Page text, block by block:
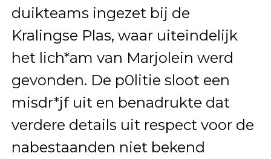
duikteams ingezet bij de
Kralingse Plas, waar uiteindelijk
het lich*am van Marjolein werd
gevonden. De p0litie sloot een
misdr*jf uit en benadrukte dat
verdere details uit respect voor de
nabestaanden niet bekend